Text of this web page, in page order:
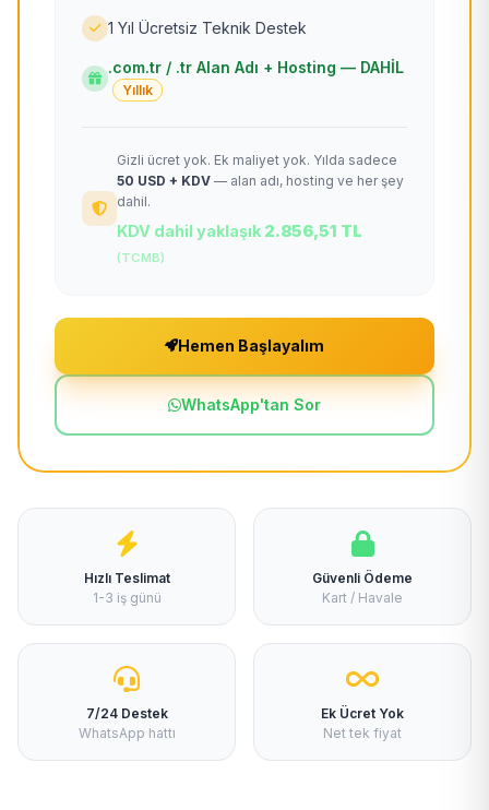
1 Yıl Ücretsiz Teknik Destek
.com.tr / .tr Alan Adı + Hosting — DAHİL
Yıllık
Gizli ücret yok. Ek maliyet yok. Yılda sadece
50 USD + KDV — alan adı, hosting ve her şey
dahil.
KDV dahil yaklaşık 2.856,51 TL
(TCMB)
Hemen Başlayalım
WhatsApp'tan Sor
Hızlı Teslimat
1-3 iş günü
Güvenli Ödeme
Kart / Havale
7/24 Destek
WhatsApp hattı
Ek Ücret Yok
Net tek fiyat